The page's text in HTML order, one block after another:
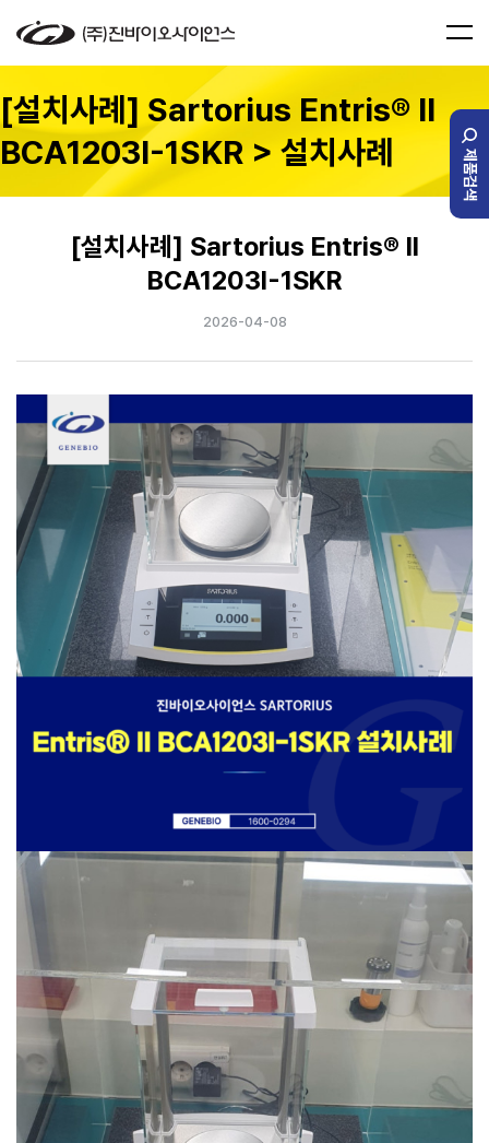
제품검색
[설치사례] Sartorius Entris® II
BCA1203I-1SKR > 설치사례
[설치사례] Sartorius Entris® II
BCA1203I-1SKR
2026-04-08